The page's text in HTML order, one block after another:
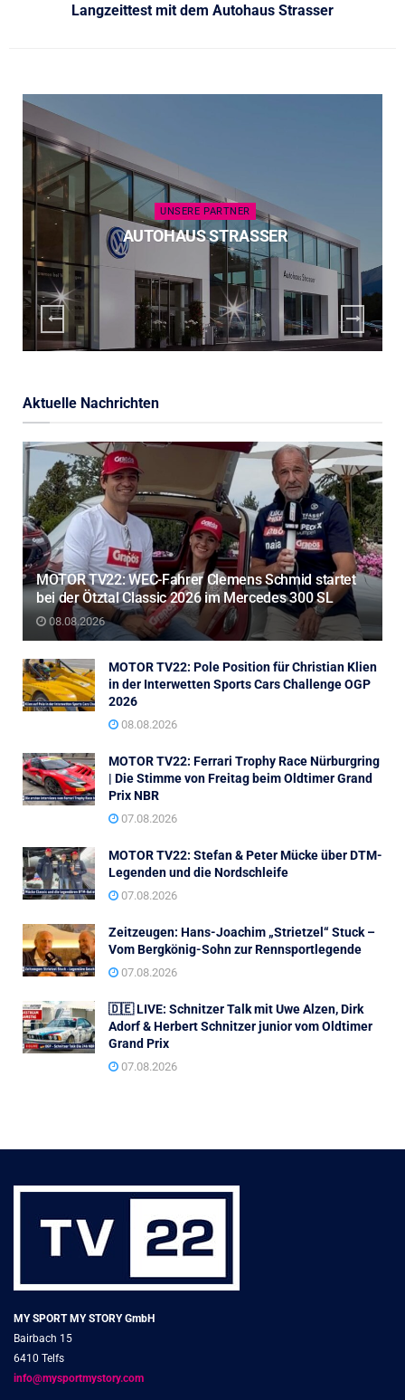
Langzeittest mit dem Autohaus Strasser
UNSERE PARTNER
AUTOHAUS STRASSER
Aktuelle Nachrichten
MOTOR TV22: WEC-Fahrer Clemens Schmid startet
bei der Ötztal Classic 2026 im Mercedes 300 SL
08.08.2026
MOTOR TV22: Pole Position für Christian Klien
in der Interwetten Sports Cars Challenge OGP
2026
08.08.2026
MOTOR TV22: Ferrari Trophy Race Nürburgring
| Die Stimme von Freitag beim Oldtimer Grand
Prix NBR
07.08.2026
MOTOR TV22: Stefan & Peter Mücke über DTM-
Legenden und die Nordschleife
07.08.2026
Zeitzeugen: Hans-Joachim „Strietzel“ Stuck –
Vom Bergkönig-Sohn zur Rennsportlegende
07.08.2026
🇩🇪 LIVE: Schnitzer Talk mit Uwe Alzen, Dirk
Adorf & Herbert Schnitzer junior vom Oldtimer
Grand Prix
07.08.2026
MY SPORT MY STORY GmbH
Bairbach 15
6410 Telfs
info@mysportmystory.com